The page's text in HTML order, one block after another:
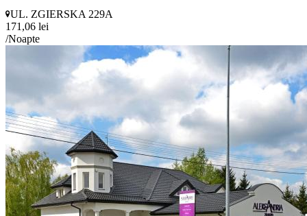
UL. ZGIERSKA 229A
171,06 lei
/Noapte